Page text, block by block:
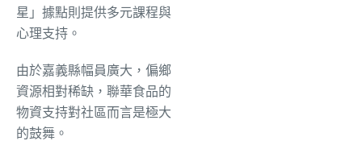
星」據點則提供多元課程與
心理支持。
由於嘉義縣幅員廣大，偏鄉
資源相對稀缺，聯華食品的
物資支持對社區而言是極大
的鼓舞。